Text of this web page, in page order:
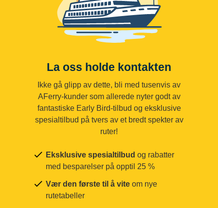
La oss holde kontakten
Ikke gå glipp av dette, bli med tusenvis av
AFerry-kunder som allerede nyter godt av
fantastiske Early Bird-tilbud og eksklusive
spesialtilbud på tvers av et bredt spekter av
ruter!
Eksklusive spesialtilbud og rabatter
med besparelser på opptil 25 %
Vær den første til å vite om nye
rutetabeller